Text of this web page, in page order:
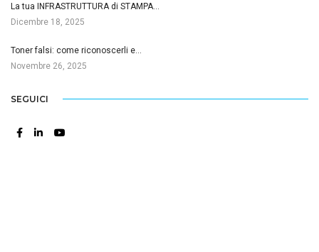
La tua INFRASTRUTTURA di STAMPA…
Dicembre 18, 2025
Toner falsi: come riconoscerli e…
Novembre 26, 2025
SEGUICI